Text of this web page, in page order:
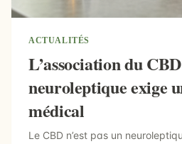
ACTUALITÉS
L’association du
neuroleptique exige
médical
Le CBD n’est pas un